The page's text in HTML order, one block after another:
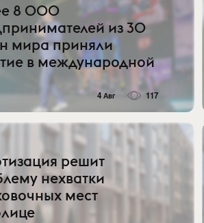
8 000
из 30
мира приняли
в международной
4 Авг 117
решит
нехватки
мест